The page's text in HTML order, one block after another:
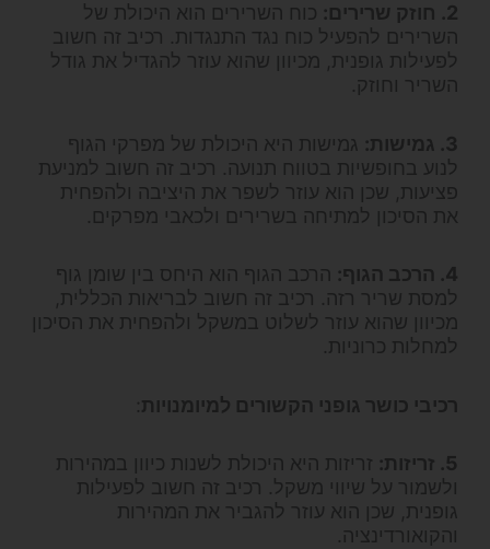
2. חוזק שרירים:
כוח השרירים הוא היכולת של
השרירים להפעיל כוח נגד התנגדות. רכיב זה חשוב
לפעילות גופנית, מכיוון שהוא עוזר להגדיל את גודל
השריר וחוזק.
3. גמישות:
גמישות היא היכולת של מפרקי הגוף
לנוע בחופשיות בטווח תנועה. רכיב זה חשוב למניעת
פציעות, שכן הוא עוזר לשפר את היציבה ולהפחית
את הסיכון למתיחה בשרירים ולכאבי מפרקים.
4. הרכב הגוף:
הרכב הגוף הוא היחס בין שומן גוף
למסת שריר רזה. רכיב זה חשוב לבריאות הכללית,
מכיוון שהוא עוזר לשלוט במשקל ולהפחית את הסיכון
למחלות כרוניות.
רכיבי כושר גופני הקשורים למיומנויות:
5. זריזות:
זריזות היא היכולת לשנות כיוון במהירות
ולשמור על שיווי משקל. רכיב זה חשוב לפעילות
גופנית, שכן הוא עוזר להגביר את המהירות
והקואורדינציה.